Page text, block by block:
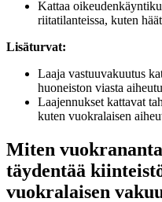
Kattaa
riitatilanteissa, kuten
Lisäturvat:
Laaja vastuuvakuutus
huoneiston viasta
Laajennukset kattavat
kuten vuokralaisen
Miten
täydentää
vuokralaisen